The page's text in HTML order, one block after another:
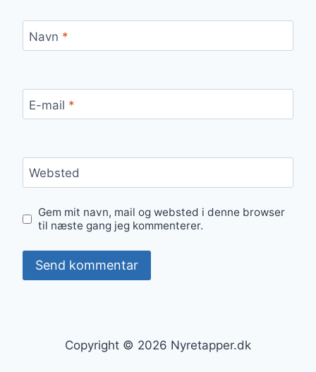
Navn *
E-mail *
Websted
Gem mit navn, mail og websted i denne browser
til næste gang jeg kommenterer.
Copyright © 2026 Nyretapper.dk